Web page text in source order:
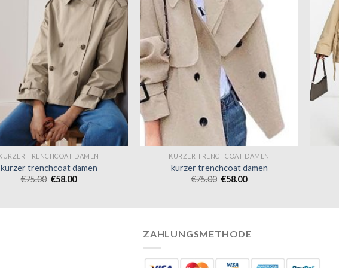
TRENCHCOAT DAMEN
kurzer trenchcoat damen
€75.00 €58.00
KURZER TRENCHCOAT DAMEN
kurzer trenchcoat damen
€75.00 €58.00
ZAHLUNGSMETHODE